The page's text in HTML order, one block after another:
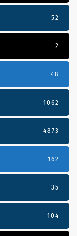
52
2
48
1062
4873
162
35
104